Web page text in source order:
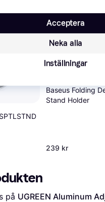
Baseus Folding
Stand Holder
239 kr
på UGREEN Aluminum
Neka alla
Acceptera
Inställningar